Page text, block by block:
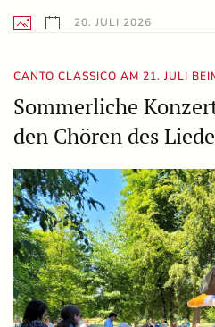
20. JULI 2026
CANTO CLASSICO AM 21. JULI
Sommerliche
den Chören des